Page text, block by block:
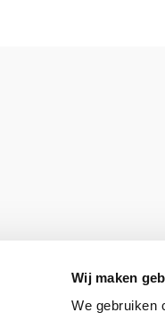
Wij maken
We gebruiken